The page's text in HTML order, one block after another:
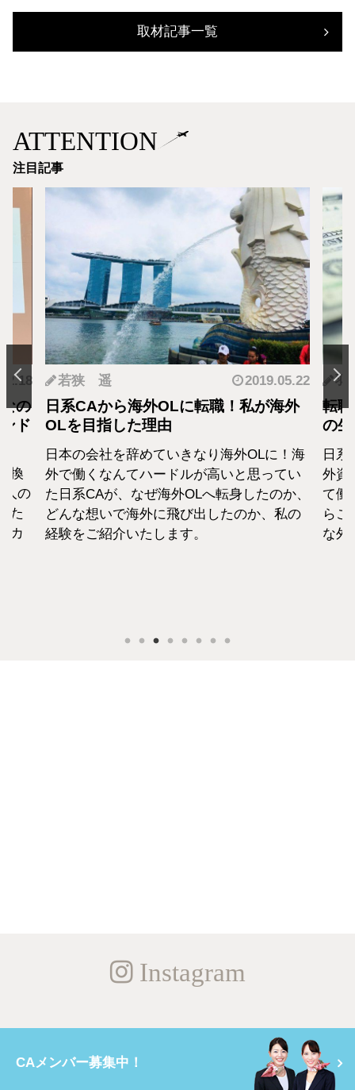
取材記事一覧
ATTENTION
注目記事
の
ド
換
人の
た
カ
若狭 遥 2019.05.22
日系CAから海外OLに転職！私が海外
OLを目指した理由
日本の会社を辞めていきなり海外OLに！海
外で働くなんてハードルが高いと思ってい
た日系CAが、なぜ海外OLへ転身したのか、
どんな想いで海外に飛び出したのか、私の
経験をご紹介いたします。
羽
転
の
日
外資
て働
らこ
な外
Instagram
CAメンバー募集中！